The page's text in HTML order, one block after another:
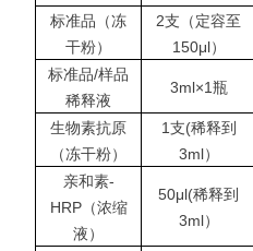
标准品（冻
干粉）
2支（定容至
150μl）
标准品/样品
稀释液
3ml×1瓶
生物素抗原
（冻干粉）
1支(稀释到
3ml）
亲和素-
HRP（浓缩
液）
50μl(稀释到
3ml）